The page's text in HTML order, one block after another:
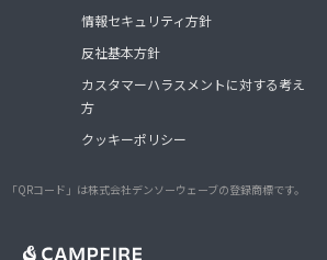
情報セキュリティ方針
反社基本方針
カスタマーハラスメントに対する考え
方
クッキーポリシー
「QRコード」は株式会社デンソーウェーブの登録商標です。